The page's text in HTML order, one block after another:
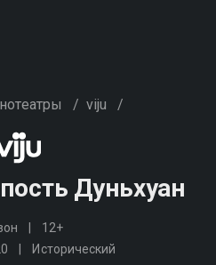
/ viju /
Дуньхуан
12+
Исторический